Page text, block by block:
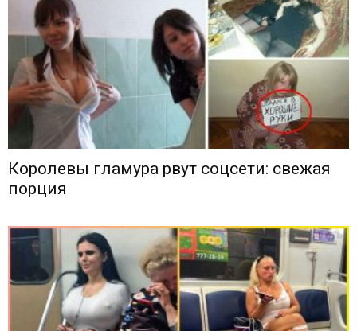
Королевы гламура рвут соцсети: свежая
порция